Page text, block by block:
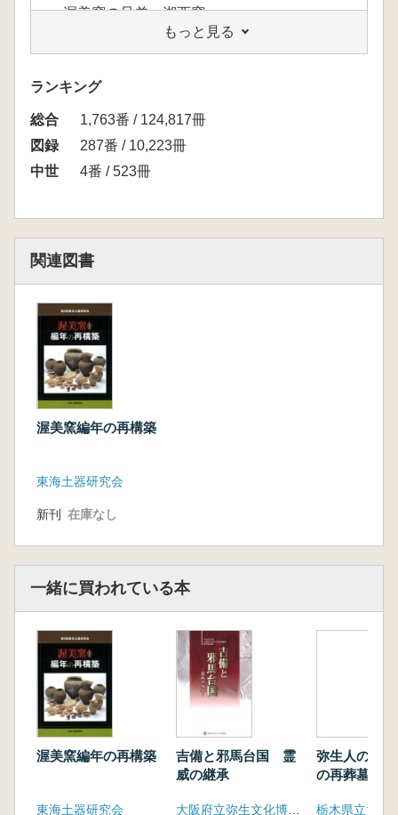
・渥美窯の兄弟 湖西窯
第3章 「やきもの」の革新へ
・光り輝く「うつわ」渥美の施釉陶器
・斬新なる意匠 蓮弁文と刻画文
・究極のあつらえもの 藤原顕長の壺
第4章 渥美 列島をめぐる
・浄土の都平泉へ
・みちのくの渥美
・朝熊山経ヶ峰経塚/鳳来寺鏡岩下遺跡/普門寺
伝大串次郎墓/宝海天神社
・渥美窯で焼かれたいのりの焼き物
【特論編】
「渥美窯 秋草文壺の表象世界 -「宝瓶」信
仰の視点から再考する-」荒川正明
「中世の先駆け・渥美焼」八重樫忠郎
【解説編】
・作品解説
・渥美窯の時代背景
・おわりに
【参考資料編】
・押印文
・渥美窯分布図
・伊勢小町塚経塚光背実測図
・主な参考文献
・出品目録
もっと見る
ランキング
総合
1,763番 / 124,817冊
図録
287番 / 10,223冊
中世
4番 / 523冊
関連図書
渥美窯編年の再構築
東海土器研究会
新刊 在庫なし
一緒に買われている本
渥美窯編年の再構築
東海土器研究会
吉備と邪馬台国 霊
威の継承
弥生人の祈
の再葬墓
栃木県立博物